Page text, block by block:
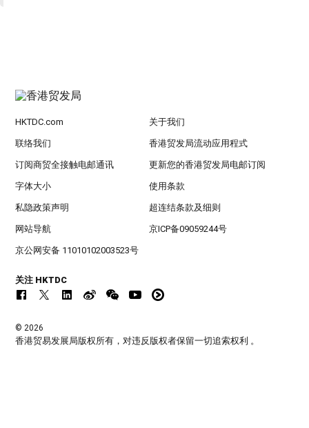
HKTDC.com 关于我们
联络我们 香港贸发局流动应用程式
订阅商贸全接触电邮通讯 更新您的香港贸发局电邮订阅
字体大小 使用条款
私隐政策声明 超连结条款及细则
网站导航 京ICP备09059244号
京公网安备 11010102003523号
关注 HKTDC
© 2026
香港贸易发展局版权所有，对违反版权者保留一切追索权利 。